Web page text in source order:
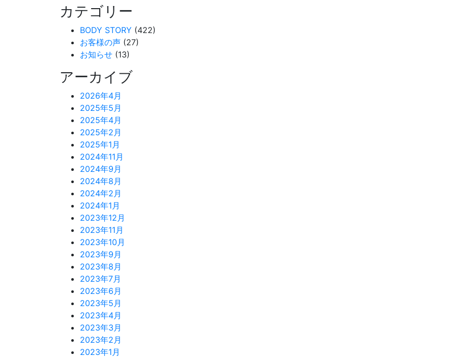
カテゴリー
BODY STORY (422)
お客様の声 (27)
お知らせ (13)
アーカイブ
2026年4月
2025年5月
2025年4月
2025年2月
2025年1月
2024年11月
2024年9月
2024年8月
2024年2月
2024年1月
2023年12月
2023年11月
2023年10月
2023年9月
2023年8月
2023年7月
2023年6月
2023年5月
2023年4月
2023年3月
2023年2月
2023年1月